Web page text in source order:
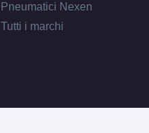
Pneumatici Nexen
Tutti i marchi